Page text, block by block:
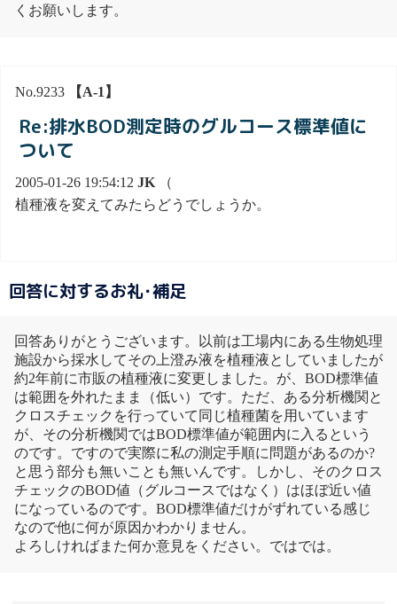
くお願いします。
No.9233 【A-1】
Re:排水BOD測定時のグルコース標準値に
ついて
2005-01-26 19:54:12 JK （
植種液を変えてみたらどうでしょうか。
回答に対するお礼･補足
回答ありがとうございます。以前は工場内にある生物処理
施設から採水してその上澄み液を植種液としていましたが
約2年前に市販の植種液に変更しました。が、BOD標準値
は範囲を外れたまま（低い）です。ただ、ある分析機関と
クロスチェックを行っていて同じ植種菌を用いています
が、その分析機関ではBOD標準値が範囲内に入るという
のです。ですので実際に私の測定手順に問題があるのか?
と思う部分も無いことも無いんです。しかし、そのクロス
チェックのBOD値（グルコースではなく）はほぼ近い値
になっているのです。BOD標準値だけがずれている感じ
なので他に何が原因かわかりません。
よろしければまた何か意見をください。ではでは。